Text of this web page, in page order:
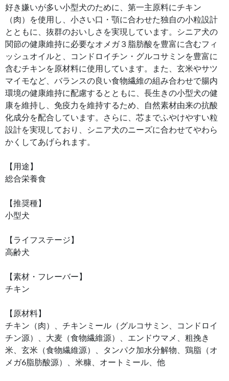
好き嫌いが多い小型犬のために、第一主原料にチキン
（肉）を使用し、小さい口・顎に合わせた独自の小粒設計
とともに、抜群のおいしさを実現しています。シニア犬の
関節の健康維持に必要なオメガ３脂肪酸を豊富に含むフィ
ッシュオイルと、コンドロイチン・グルコサミンを豊富に
含むチキンを原材料に使用しています。また、玄米やサツ
マイモなど、バランスの良い食物繊維の組み合わせで腸内
環境の健康維持に配慮するとともに、長生きの小型犬の健
康を維持し、免疫力を維持するため、自然素材由来の抗酸
化成分を配合しています。さらに、芯までふやけやすい粒
設計を実現しており、シニア犬のニーズに合わせてやわら
かくしてあげられます。
【用途】
総合栄養食
【推奨種】
小型犬
【ライフステージ】
高齢犬
【素材・フレーバー】
チキン
【原材料】
チキン（肉）、チキンミール（グルコサミン、コンドロイ
チン源）、大麦（食物繊維源）、エンドウマメ、粗挽き
米、玄米（食物繊維源）、タンパク加水分解物、鶏脂（オ
メガ6脂肪酸源）、米糠、オートミール、他